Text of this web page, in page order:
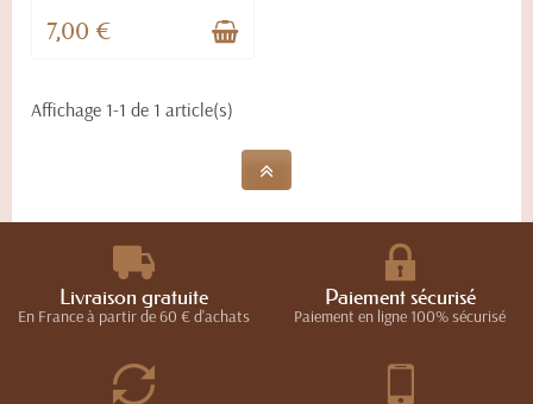
7,00 €
Affichage 1-1 de 1 article(s)
Livraison gratuite
En France à partir de 60 € d'achats
Paiement sécurisé
Paiement en ligne 100% sécurisé
Authentic Product